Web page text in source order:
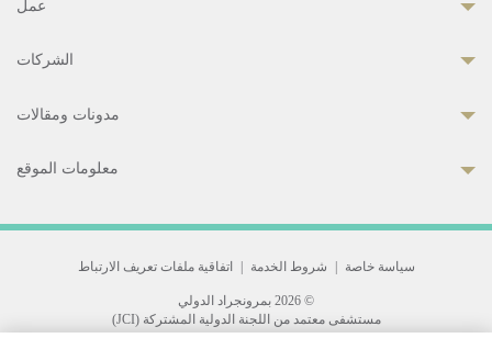
عمل
الشركات
مدونات ومقالات
معلومات الموقع
سياسة خاصة شروط الخدمة اتفاقية ملفات تعريف الارتباط
© 2026 بمرونجراد الدولي
مستشفى معتمد من اللجنة الدولية المشتركة (JCI)